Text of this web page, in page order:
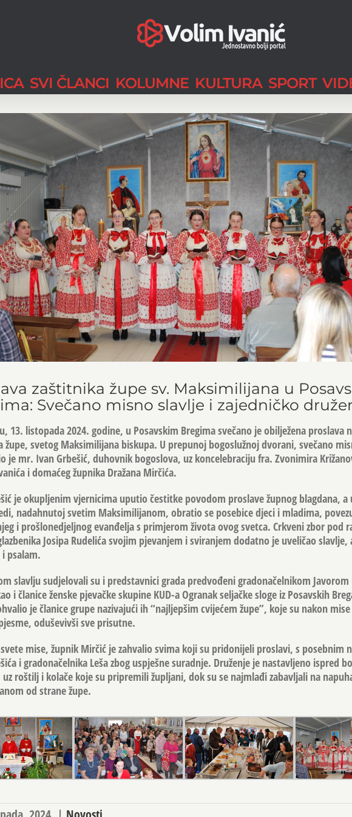
SVI ČLANCI KOLUMNE KULTURA SPORT
zaštitnika župe sv. Maksimilijana u
Svečano misno slavlje i zajedničko
13. listopada 2024. godine, u Posavskim Bregima svečano je obilježena proslava
župe, svetog Maksimilijana biskupa. U prepunoj bogoslužnoj dvorani, svečano
je mr. Ivan Grbešić, duhovnik bogoslova, uz koncelebraciju fra. Zvonimira
i domaćeg župnika Dražana Mirčića.
je okupljenim vjernicima uputio čestitke povodom proslave župnog blagdana, a
nadahnutoj svetim Maksimilijanom, obratio se posebice djeci i mladima,
i prošlonedjeljnog evanđelja s primjerom života ovog svetca. Crkveni zbor pod
Josipa Rudelića svojim pjevanjem i sviranjem dodatno je uveličao slavlje,
psalam.
slavlju sudjelovali su i predstavnici grada predvođeni gradonačelnikom Javorom
i članice ženske pjevačke skupine KUD-a Ogranak seljačke sloge iz Posavskih
je članice grupe nazivajući ih “najljepšim cvijećem župe”, koje su nakon
oduševivši sve prisutne.
mise, župnik Mirčić je zahvalio svima koji su pridonijeli proslavi, s posebnim
i gradonačelnika Leša zbog uspješne suradnje. Druženje je nastavljeno ispred
roštilj i kolače koje su pripremili župljani, dok su se najmlađi zabavljali na
od strane župe.